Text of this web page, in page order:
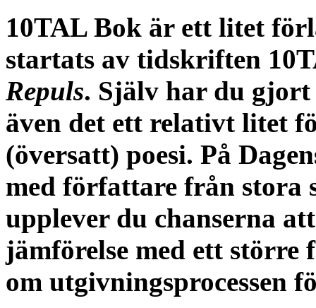
10TAL Bok är ett litet
startats av tidskriften
Repuls. Själv har du
även det ett relativt litet
(översatt) poesi. På
med författare från stora
upplever du chanserna
jämförelse med ett
om utgivningsprocessen